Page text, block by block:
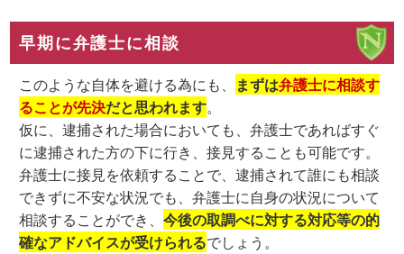
早期に弁護士に相談
このような自体を避ける為にも、 まずは弁護士に相談す
ることが先決だと思われます。
仮に、逮捕された場合においても、弁護士であればすぐ
に逮捕された方の下に行き、接見することも可能です。
弁護士に接見を依頼することで、逮捕されて誰にも相談
できずに不安な状況でも、弁護士に自身の状況について
相談することができ、今後の取調べに対する対応等の的
確なアドバイスが受けられるでしょう。